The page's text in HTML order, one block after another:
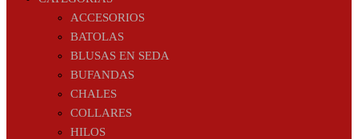
ACCESORIOS
BATOLAS
BLUSAS EN SEDA
BUFANDAS
CHALES
COLLARES
HILOS